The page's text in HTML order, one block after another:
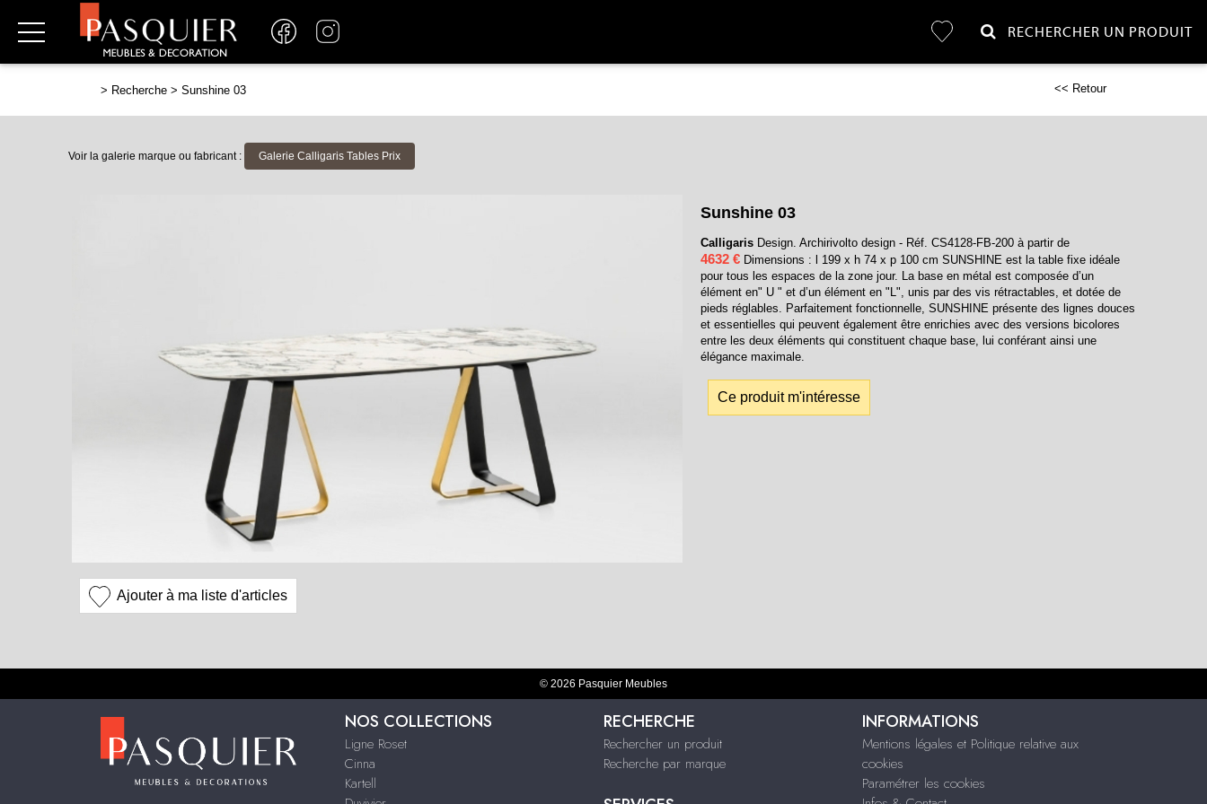
RECHERCHER UN PRODUIT
> Recherche > Sunshine 03 << Retour
Voir la galerie marque ou fabricant : Galerie Calligaris Tables Prix
Ajouter à ma liste d'articles
Sunshine 03
Calligaris Design. Archirivolto design - Réf. CS4128-FB-200 à partir de
4632 € Dimensions : l 199 x h 74 x p 100 cm SUNSHINE est la table fixe idéale
pour tous les espaces de la zone jour. La base en métal est composée d’un
élément en" U " et d’un élément en "L", unis par des vis rétractables, et dotée de
pieds réglables. Parfaitement fonctionnelle, SUNSHINE présente des lignes douces
et essentielles qui peuvent également être enrichies avec des versions bicolores
entre les deux éléments qui constituent chaque base, lui conférant ainsi une
élégance maximale.
Ce produit m'intéresse
© 2026 Pasquier Meubles
NOS COLLECTIONS
Ligne Roset
Cinna
Kartell
RECHERCHE
Rechercher un produit
Recherche par marque
INFORMATIONS
Mentions légales et Politique relative aux
cookies
Paramétrer les cookies